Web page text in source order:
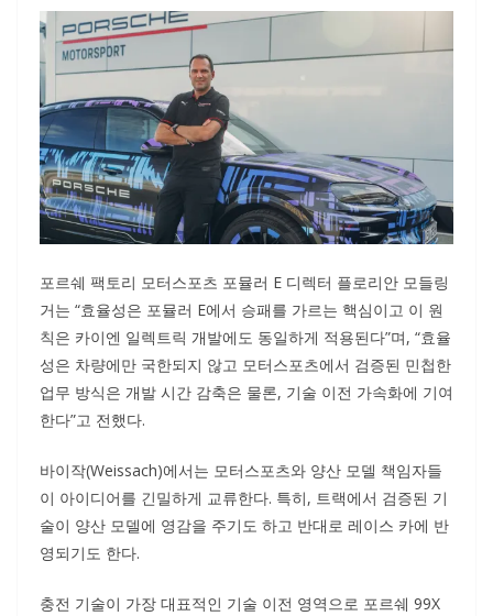
포르쉐 팩토리 모터스포츠 포뮬러 E 디렉터 플로리안 모들링
거는 “효율성은 포뮬러 E에서 승패를 가르는 핵심이고 이 원
칙은 카이엔 일렉트릭 개발에도 동일하게 적용된다”며, “효율
성은 차량에만 국한되지 않고 모터스포츠에서 검증된 민첩한
업무 방식은 개발 시간 감축은 물론, 기술 이전 가속화에 기여
한다”고 전했다.
바이작(Weissach)에서는 모터스포츠와 양산 모델 책임자들
이 아이디어를 긴밀하게 교류한다. 특히, 트랙에서 검증된 기
술이 양산 모델에 영감을 주기도 하고 반대로 레이스 카에 반
영되기도 한다.
충전 기술이 가장 대표적인 기술 이전 영역으로 포르쉐 99X